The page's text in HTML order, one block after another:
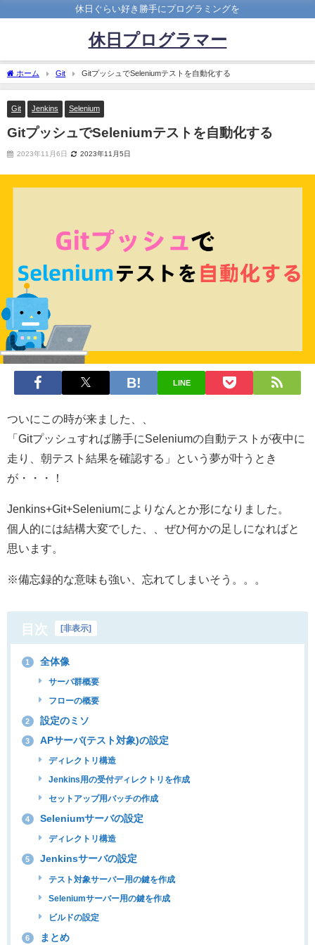
休日ぐらい好き勝手にプログラミングを
休日プログラマー
ホーム Git GitプッシュでSeleniumテストを自動化する
Git Jenkins Selenium
GitプッシュでSeleniumテストを自動化する
2023年11月6日 2023年11月5日
LINE
ついにこの時が来ました、、
「Gitプッシュすれば勝手にSeleniumの自動テストが夜中に
走り、朝テスト結果を確認する」という夢が叶うとき
が・・・！
Jenkins+Git+Seleniumによりなんとか形になりました。
個人的には結構大変でした、、ぜひ何かの足しになればと
思います。
※備忘録的な意味も強い、忘れてしまいそう。。。
目次 非表示
1 全体像
サーバ群概要
フローの概要
2 設定のミソ
3 APサーバ(テスト対象)の設定
ディレクトリ構造
Jenkins用の受付ディレクトリを作成
セットアップ用バッチの作成
4 Seleniumサーバの設定
ディレクトリ構造
5 Jenkinsサーバの設定
テスト対象サーバー用の鍵を作成
Seleniumサーバー用の鍵を作成
ビルドの設定
6 まとめ